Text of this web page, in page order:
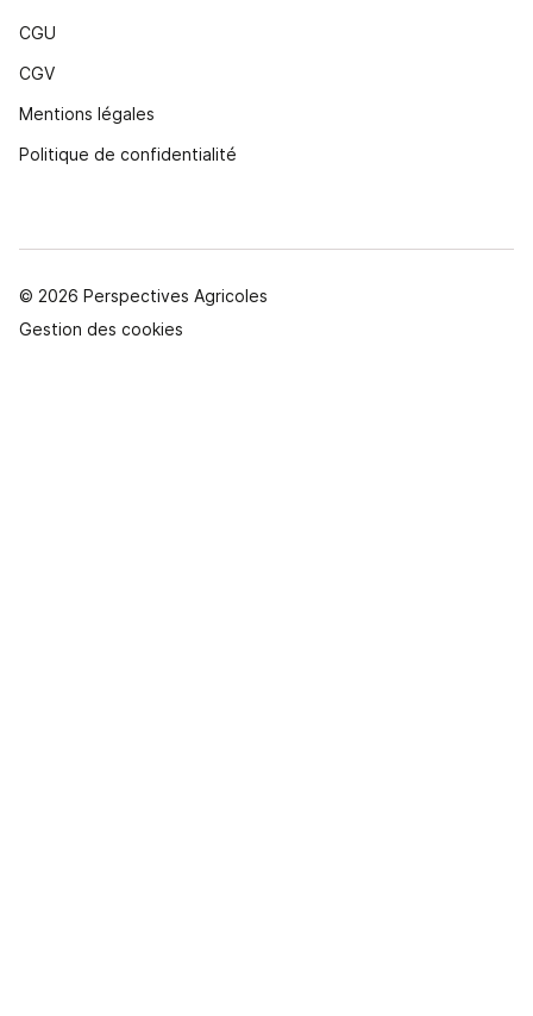
CGU
CGV
Mentions légales
Politique de confidentialité
© 2026 Perspectives Agricoles
Gestion des cookies